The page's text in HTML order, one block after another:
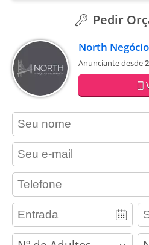
Pedir
North
Anunciante desde
contact_name
contact_email
contact_phone
adults